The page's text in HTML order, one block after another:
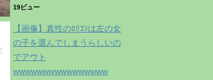
19ビュー
【画像】真性のﾛﾘｺﾝは左の女
の子を選んでしまうらしいの
でアウト
wwwwwwwwwwwwwwww